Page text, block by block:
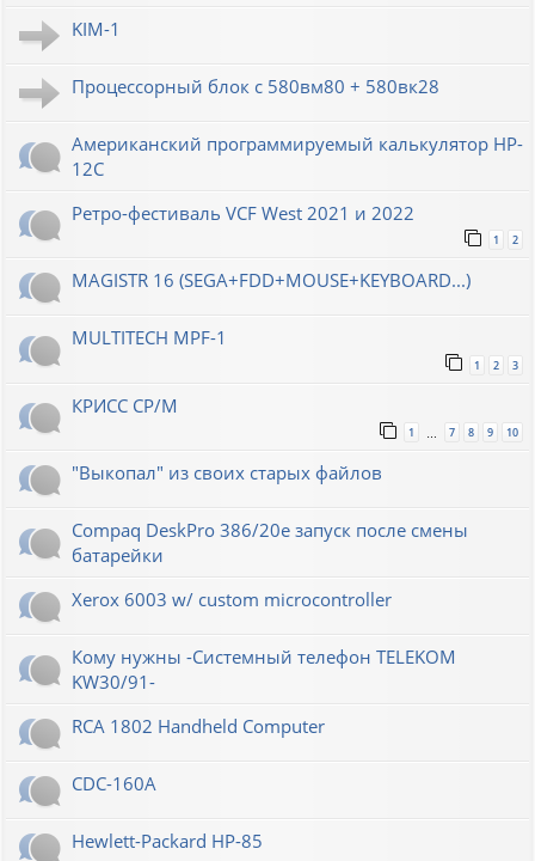
KIM-1
Процессорный блок с 580вм80 + 580вк28
Американский программируемый калькулятор HP-
12C
Ретро-фестиваль VCF West 2021 и 2022
1 2
MAGISTR 16 (SEGA+FDD+MOUSE+KEYBOARD...)
MULTITECH MPF-1
1 2 3
КРИСС CP/M
1 7 8 9 10
"Выкопал" из своих старых файлов
Compaq DeskPro 386/20e запуск после смены
батарейки
Xerox 6003 w/ custom microcontroller
Кому нужны -Системный телефон TELEKOM
KW30/91-
RCA 1802 Handheld Computer
CDC-160A
Hewlett-Packard НР-85